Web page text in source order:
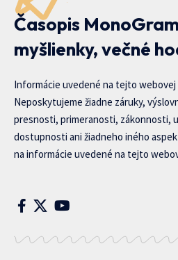
Časopis
myšlienky, večné
Informácie uvedené na tejto webovej
Neposkytujeme žiadne záruky,
presnosti, primeranosti, zákonnosti,
dostupnosti ani žiadneho iného
na informácie uvedené na tejto